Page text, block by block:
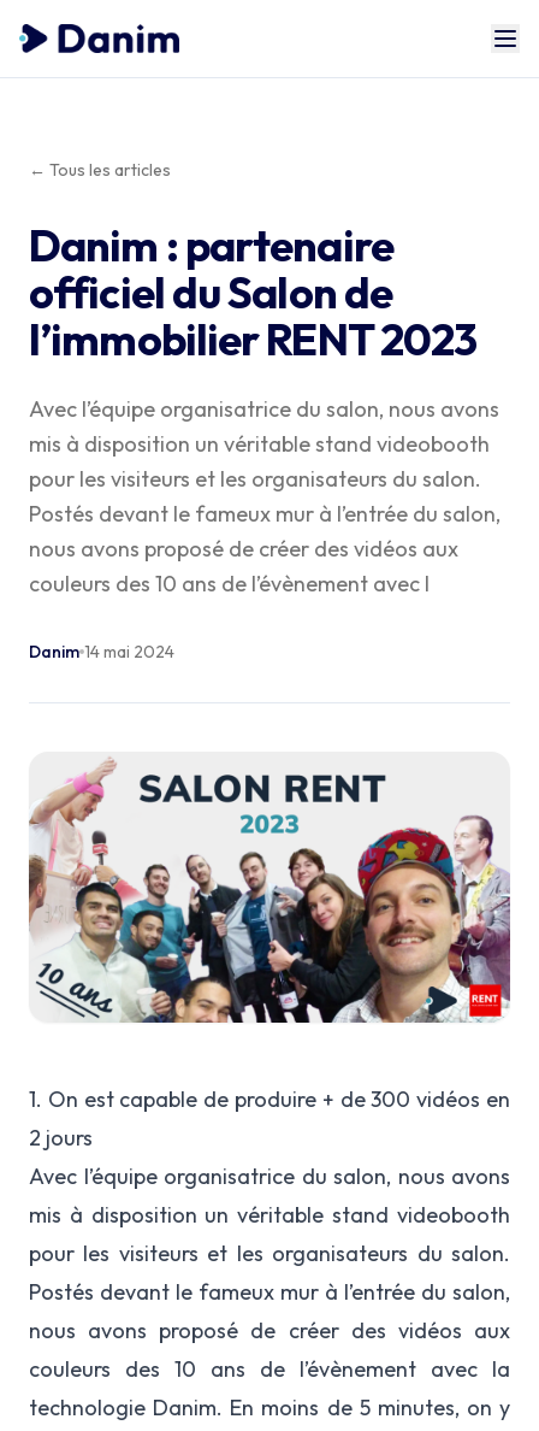
← Tous les articles
Danim : partenaire
officiel du Salon de
l’immobilier RENT 2023
Avec l’équipe organisatrice du salon, nous avons
mis à disposition un véritable stand videobooth
pour les visiteurs et les organisateurs du salon.
Postés devant le fameux mur à l’entrée du salon,
nous avons proposé de créer des vidéos aux
couleurs des 10 ans de l’évènement avec l
Danim 14 mai 2024
1. On est capable de produire + de 300 vidéos en
2 jours
Avec l’équipe organisatrice du salon, nous avons
mis à disposition un véritable stand videobooth
pour les visiteurs et les organisateurs du salon.
Postés devant le fameux mur à l’entrée du salon,
nous avons proposé de créer des vidéos aux
couleurs des 10 ans de l’évènement avec la
technologie Danim. En moins de 5 minutes, on y